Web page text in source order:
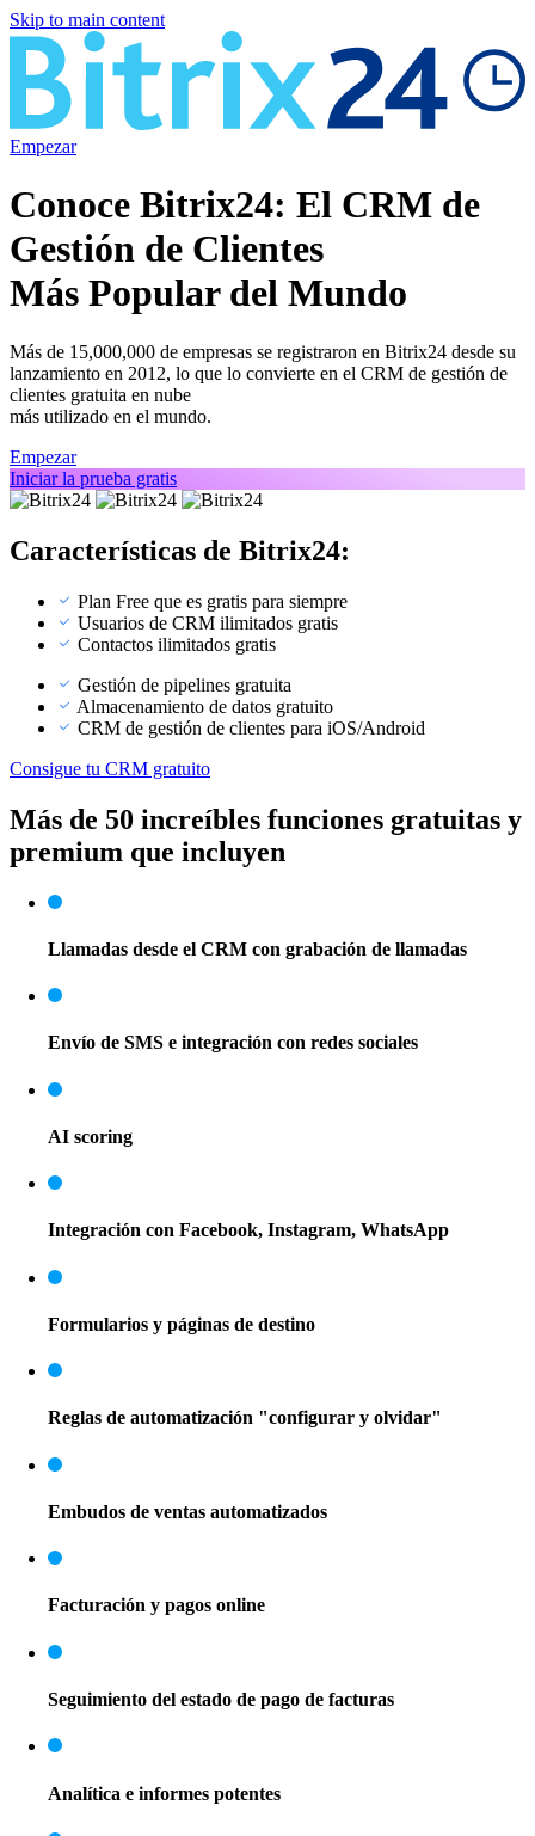
Skip to main content
Empezar
Conoce Bitrix24: El CRM de
Gestión de Clientes
Más Popular del Mundo
Más de 15,000,000 de empresas se registraron en Bitrix24 desde su
lanzamiento en 2012, lo que lo convierte en el CRM de gestión de
clientes gratuita en nube
más utilizado en el mundo.
Empezar
Iniciar la prueba gratis
Características de Bitrix24:
Plan Free que es gratis para siempre
Usuarios de CRM ilimitados gratis
Contactos ilimitados gratis
Gestión de pipelines gratuita
Almacenamiento de datos gratuito
CRM de gestión de clientes para iOS/Android
Consigue tu CRM gratuito
Más de 50 increíbles funciones gratuitas y
premium que incluyen
Llamadas desde el CRM con grabación de llamadas
Envío de SMS e integración con redes sociales
AI scoring
Integración con Facebook, Instagram, WhatsApp
Formularios y páginas de destino
Reglas de automatización "configurar y olvidar"
Embudos de ventas automatizados
Facturación y pagos online
Seguimiento del estado de pago de facturas
Analítica e informes potentes